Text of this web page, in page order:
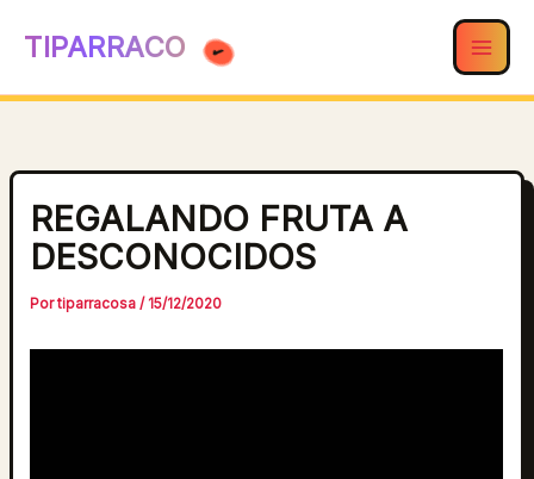
TIPARRACO
REGALANDO FRUTA A
DESCONOCIDOS
Portiparracosa/15/12/2020